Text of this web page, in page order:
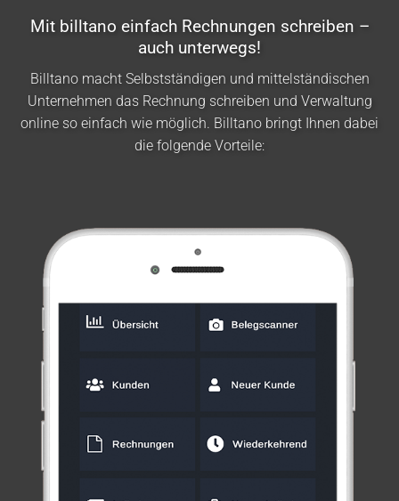
Mit billtano einfach Rechnungen schreiben –
auch unterwegs!
Billtano macht Selbstständigen und mittelständischen
Unternehmen das Rechnung schreiben und Verwaltung
online so einfach wie möglich. Billtano bringt Ihnen dabei
die folgende Vorteile: